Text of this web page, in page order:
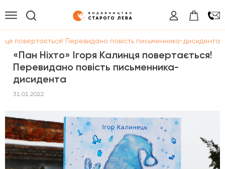
повертається! Перевидано повість письменника-дисидента
«Пан Ніхто» Ігоря Калинця повертається!
Перевидано повість письменника-
дисидента
31.01.2022